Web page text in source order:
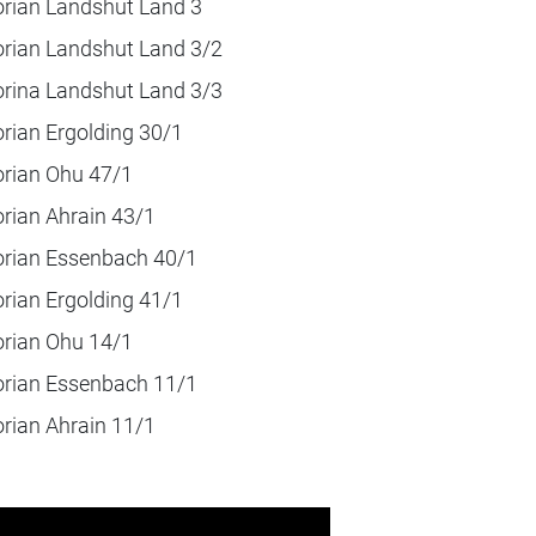
Landshut Land 3
Landshut Land 3/2
Landshut Land 3/3
Ergolding 30/1
Ohu 47/1
Ahrain 43/1
Essenbach 40/1
Ergolding 41/1
Ohu 14/1
Essenbach 11/1
Ahrain 11/1